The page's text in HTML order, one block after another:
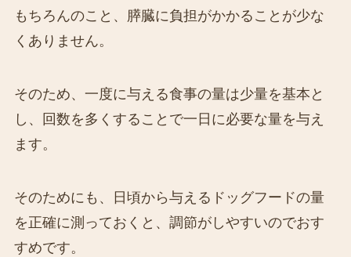
もちろんのこと、膵臓に負担がかかることが少な
くありません。
そのため、一度に与える食事の量は少量を基本と
し、回数を多くすることで一日に必要な量を与え
ます。
そのためにも、日頃から与えるドッグフードの量
を正確に測っておくと、調節がしやすいのでおす
すめです。